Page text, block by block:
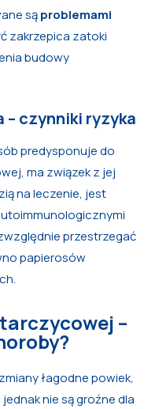
sąproblemami
zakrzepica zatoki
budowy
czynniki ryzyka
predysponuje do
ma związek z jej
na leczenie, jest
przestrzegać
papierosów
–
łagodne powiek,
nie są groźne dla